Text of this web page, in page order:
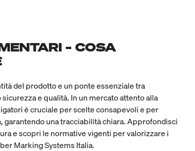
– COSA
del prodotto e un ponte essenziale tra
e qualità. In un mercato attento alla
è cruciale per scelte consapevoli e per
una tracciabilità chiara. Approfondisci
e scopri le normative vigenti per valorizzare i
Marking Systems Italia.